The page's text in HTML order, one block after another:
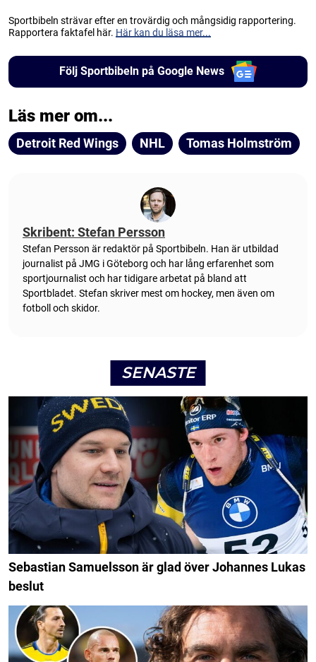
Sportbibeln strävar efter en trovärdig och mångsidig rapportering.
Rapportera faktafel här. Här kan du läsa mer...
Följ Sportbibeln på Google News
Läs mer om...
Detroit Red Wings NHL Tomas Holmström
Skribent: Stefan Persson
Stefan Persson är redaktör på Sportbibeln. Han är utbildad
journalist på JMG i Göteborg och har lång erfarenhet som
sportjournalist och har tidigare arbetat på bland att
Sportbladet. Stefan skriver mest om hockey, men även om
fotboll och skidor.
SENASTE
Sebastian Samuelsson är glad över Johannes Lukas
beslut